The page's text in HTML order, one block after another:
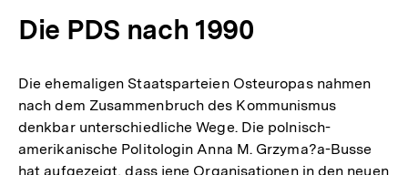
Die PDS nach 1990
Die ehemaligen Staatsparteien Osteuropas nahmen
nach dem Zusammenbruch des Kommunismus
denkbar unterschiedliche Wege. Die polnisch-
amerikanische Politologin Anna M. Grzyma?a-Busse
hat aufgezeigt, dass jene Organisationen in den neuen